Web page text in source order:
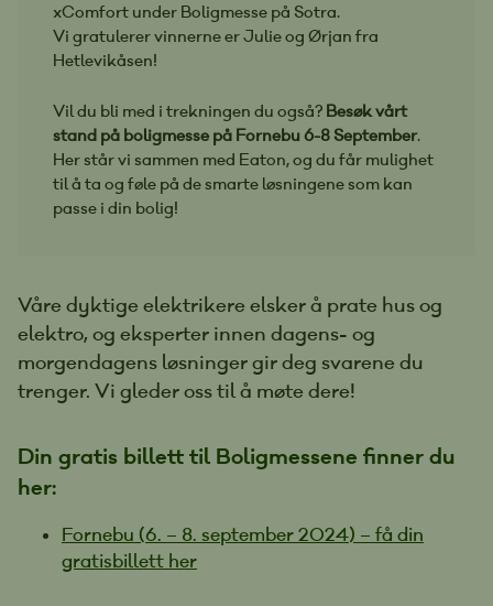
xComfort under Boligmesse på Sotra.
Vi gratulerer vinnerne er Julie og Ørjan fra
Hetlevikåsen!
Vil du bli med i trekningen du også? Besøk vårt
stand på boligmesse på Fornebu 6-8 September.
Her står vi sammen med Eaton, og du får mulighet
til å ta og føle på de smarte løsningene som kan
passe i din bolig!
Våre dyktige elektrikere elsker å prate hus og
elektro, og eksperter innen dagens- og
morgendagens løsninger gir deg svarene du
trenger. Vi gleder oss til å møte dere!
Din gratis billett til Boligmessene finner du
her:
Fornebu (6. – 8. september 2024) – få din
gratisbillett her